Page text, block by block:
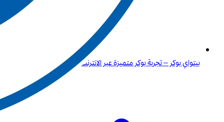
بيتواي بوكر – تجربة بوكر متميزة عبر الانترنت